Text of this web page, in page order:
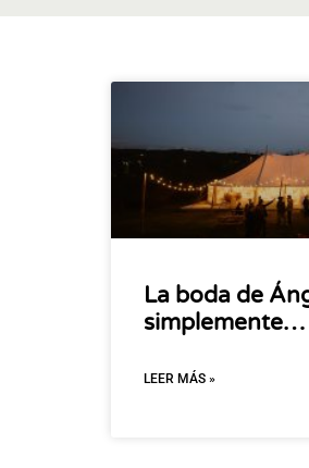
La boda de
simplemente…
LEER MÁS »